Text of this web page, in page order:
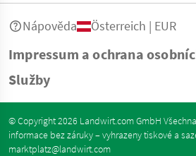
Impressum a ochrana
Služby
Nápověda Österreich | EUR
© Copyright 2026 Landwirt.com GmbH
informace bez záruky – vyhrazeny tiskové a
marktplatz@landwirt.com